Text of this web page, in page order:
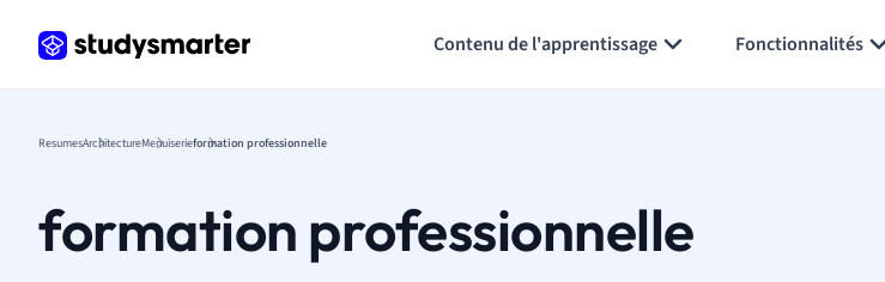
Contenu de l'apprentissage Fonctionnalités
ResumesArchitectureMenuiserieformation professionnelle
formation professionnelle